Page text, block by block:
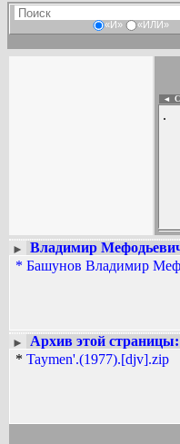
«И» «ИЛИ»
◄
.
► Владимир
* Башунов Владимир
►
Архив этой страницы:
* Taymen'.(1977).[djv].zip